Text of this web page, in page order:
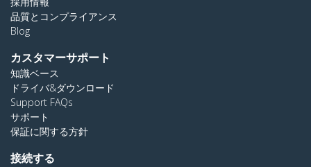
品質とコンプライアンス
Blog
カスタマーサポート
知識ベース
ドライバ&ダウンロード
Support FAQs
サポート
保証に関する方針
接続する